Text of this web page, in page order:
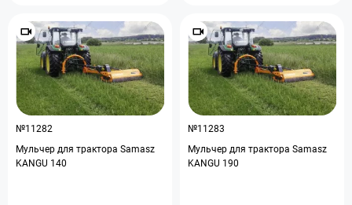
№11282
Мульчер для трактора Samasz
KANGU 140
№11283
Мульчер для трактора Samasz
KANGU 190